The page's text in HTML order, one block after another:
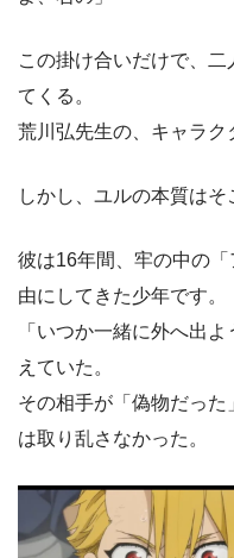
この掛け合いだけで、
てくる。
荒川弘先生の、キャラク
しかし、ユルの本質はそ
彼は16年間、牢の中の
由にしてきた少年です。
「いつか一緒に外へ出
えていた。
その相手が「偽物だっ
は取り乱さなかった。